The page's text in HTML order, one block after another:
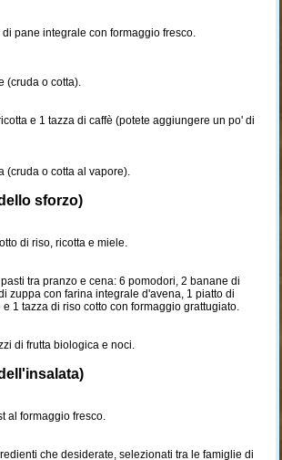
pane integrale con formaggio fresco.
(cruda o cotta).
e 1 tazza di caffè (potete aggiungere un po' di
(cruda o cotta al vapore).
sforzo)
di riso, ricotta e miele.
tra pranzo e cena: 6 pomodori, 2 banane di
zuppa con farina integrale d'avena, 1 piatto di
1 tazza di riso cotto con formaggio grattugiato.
di frutta biologica e noci.
al formaggio fresco.
che desiderate, selezionati tra le famiglie di